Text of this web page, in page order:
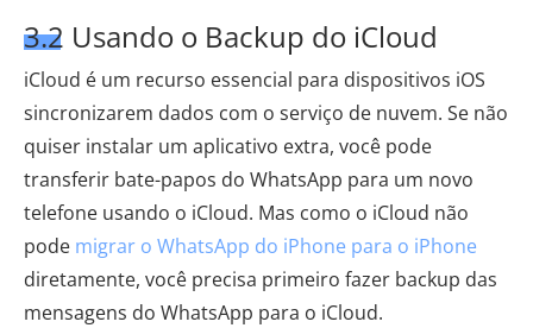
3.2 Usando o Backup do iCloud
iCloud é um recurso essencial para dispositivos iOS
sincronizarem dados com o serviço de nuvem. Se não
quiser instalar um aplicativo extra, você pode
transferir bate-papos do WhatsApp para um novo
telefone usando o iCloud. Mas como o iCloud não
pode migrar o WhatsApp do iPhone para o iPhone
diretamente, você precisa primeiro fazer backup das
mensagens do WhatsApp para o iCloud.